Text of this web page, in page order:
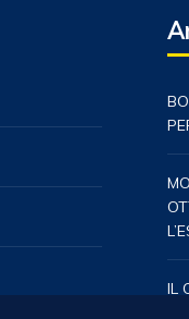
IL